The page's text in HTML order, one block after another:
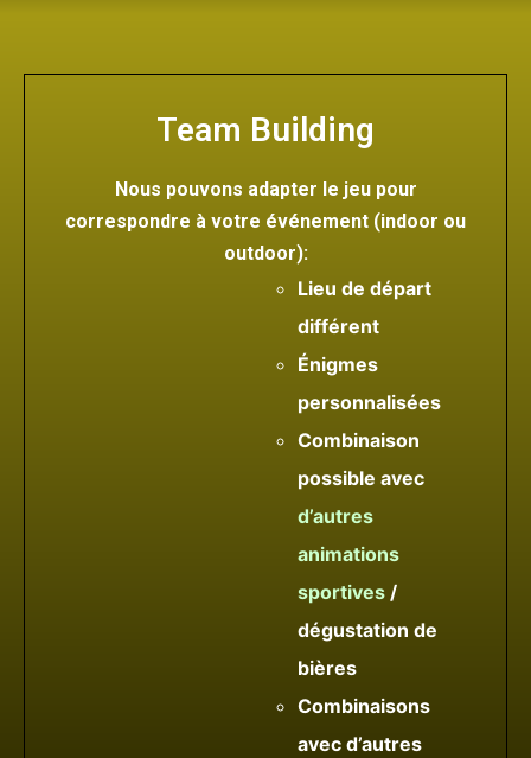
Team Building
Nous pouvons adapter le jeu pour
correspondre à votre événement (indoor ou
outdoor):
Lieu de départ
différent
Énigmes
personnalisées
Combinaison
possible avec
d’autres
animations
sportives /
dégustation de
bières
Combinaisons
avec d’autres